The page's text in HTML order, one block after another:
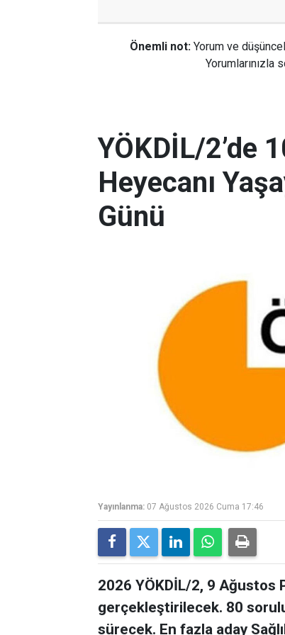
Önemli not: Yorum ve
Yorumlarınızla
YÖKDİL/2’de
Heyecanı
Günü
Yayınlanma: 07 Ağustos 2026 Cuma 17:46
2026 YÖKDİL/2, 9 Ağustos
gerçekleştirilecek. 80
sürecek. En fazla aday